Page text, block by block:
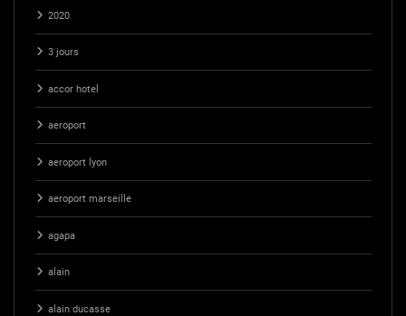
2020
3 jours
accor hotel
aeroport
aeroport lyon
aeroport marseille
agapa
alain
alain ducasse